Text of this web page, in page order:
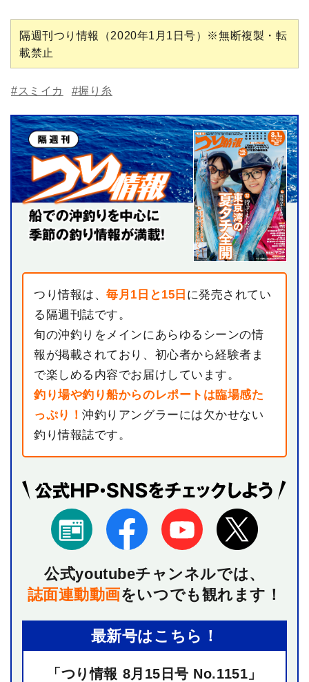
隔週刊つり情報（2020年1月1日号）※無断複製・転
載禁止
#スミイカ #握り糸
つり情報は、毎月1日と15日 に発売されてい
る隔週刊誌です。
旬の沖釣りをメインにあらゆるシーンの情
報が掲載されており、初心者から経験者ま
で楽しめる内容でお届けしています。
釣り場や釣り船からのレポートは臨場感た
っぷり！沖釣りアングラーには欠かせない
釣り情報誌です。
公式youtubeチャンネルでは、
誌面連動動画をいつでも観れます！
最新号はこちら！
「つり情報 8月15日号 No.1151」